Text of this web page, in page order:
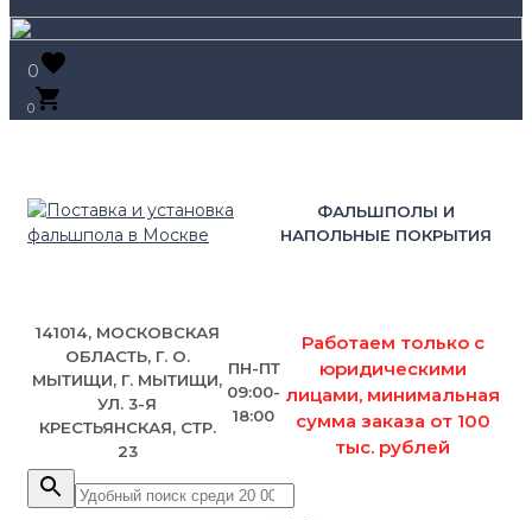
0
0
ФАЛЬШПОЛЫ И
НАПОЛЬНЫЕ ПОКРЫТИЯ
141014, МОСКОВСКАЯ
ОБЛАСТЬ, Г. О.
МЫТИЩИ, Г. МЫТИЩИ,
УЛ. 3-Я
КРЕСТЬЯНСКАЯ, СТР.
23
ПН-ПТ
09:00-
18:00
Работаем только с
юридическими
лицами, минимальная
сумма заказа от 100
тыс. рублей